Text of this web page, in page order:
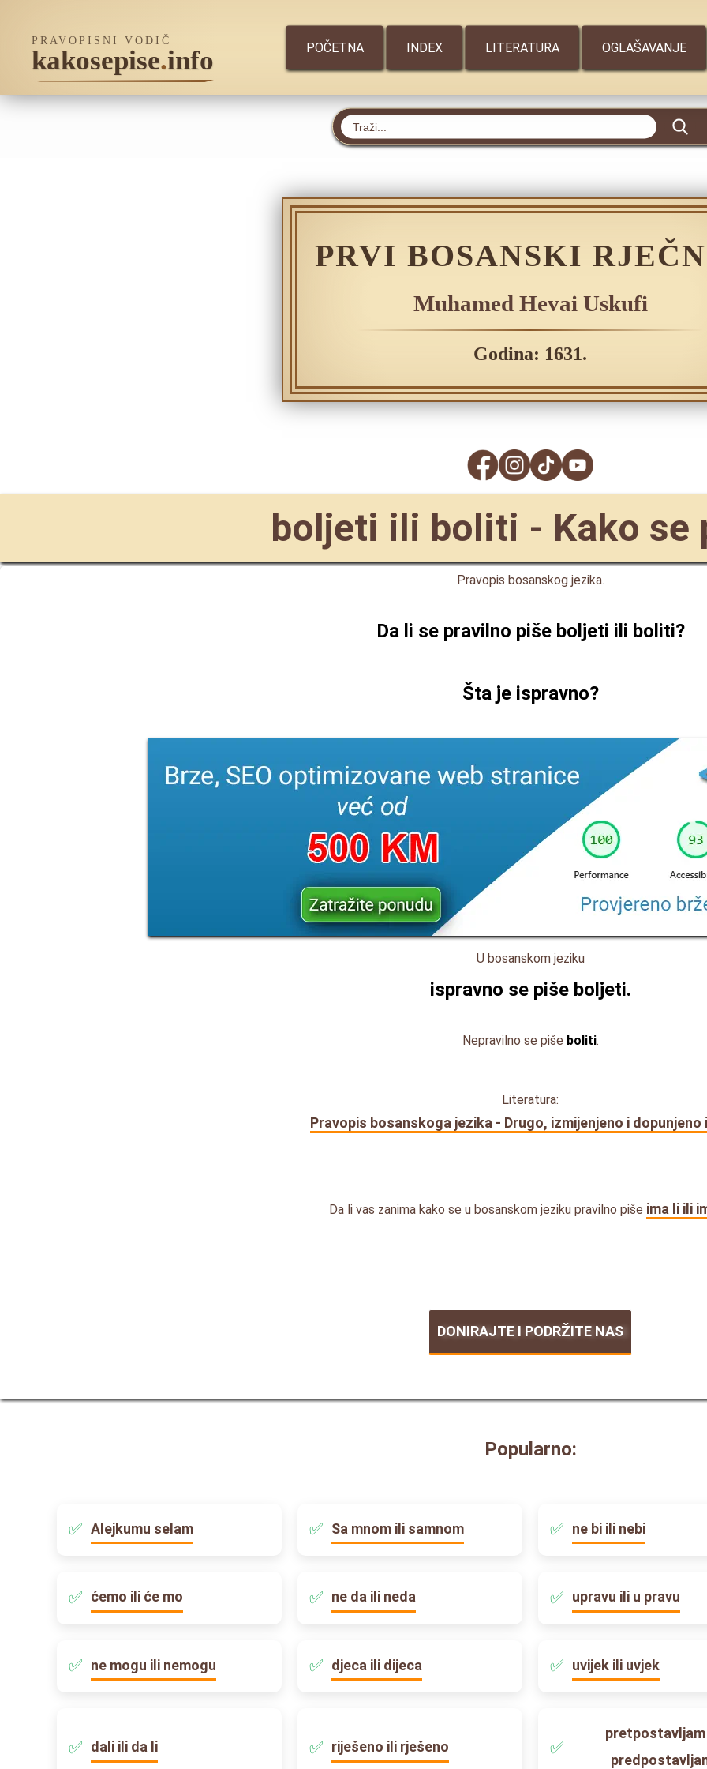
PRAVOPISNI VODIČ
kakosepise.info POČETNA INDEX LITERATURA OGLAŠAVANJE
PRVI BOSANSKI
Muhamed Hevai Uskufi
Godina: 1631.
boljeti ili boliti - Kako se
Pravopis bosanskog jezika.
Da li se pravilno piše boljeti ili boliti?
Šta je ispravno?
U bosanskom jeziku
ispravno se piše boljeti.
Nepravilno se piše boliti.
Literatura:
Pravopis bosanskoga jezika - Drugo, izmijenjeno i dopunjeno
Da li vas zanima kako se u bosanskom jeziku pravilno piše ima li ili
DONIRAJTE I PODRŽITE NAS
Popularno:
Alejkumu selam Sa mnom ili samnom ne bi ili nebi
ćemo ili će mo ne da ili neda upravu ili u pravu
ne mogu ili nemogu djeca ili dijeca uvijek ili uvjek
dali ili da li riješeno ili rješeno